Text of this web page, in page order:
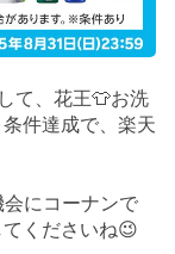
て、花王👕お洗
件達成で、楽天
会にコーナンで
くださいね😉